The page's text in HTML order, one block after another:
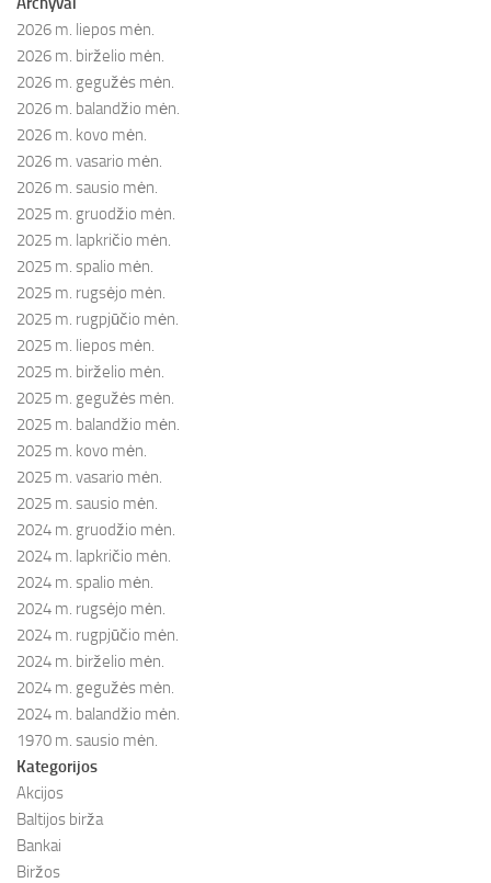
2026 m. liepos mėn.
2026 m. birželio mėn.
2026 m. gegužės mėn.
2026 m. balandžio mėn.
2026 m. kovo mėn.
2026 m. vasario mėn.
2026 m. sausio mėn.
2025 m. gruodžio mėn.
2025 m. lapkričio mėn.
2025 m. spalio mėn.
2025 m. rugsėjo mėn.
2025 m. rugpjūčio mėn.
2025 m. liepos mėn.
2025 m. birželio mėn.
2025 m. gegužės mėn.
2025 m. balandžio mėn.
2025 m. kovo mėn.
2025 m. vasario mėn.
2025 m. sausio mėn.
2024 m. gruodžio mėn.
2024 m. lapkričio mėn.
2024 m. spalio mėn.
2024 m. rugsėjo mėn.
2024 m. rugpjūčio mėn.
2024 m. birželio mėn.
2024 m. gegužės mėn.
2024 m. balandžio mėn.
1970 m. sausio mėn.
Kategorijos
Akcijos
Baltijos birža
Bankai
Biržos